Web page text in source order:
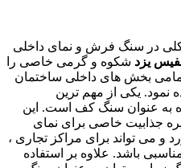
در سنگ فرش و نمای داخلی
یزد شکوه و گرمی خاصی را
بخش های داخلی ساختمان
نمود. یکی از مهم ترین
به عنوان سنگ کف است. این
جذابیت خاصی برای نمای
می تواند برای مراکز تجاری ،
باشد. علاوه بر استفاده